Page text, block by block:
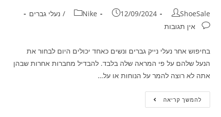
ShoeSale
12/09/2024
Nike
/ נעלי גברים
אין תגובות
בחיפוש אחר נעלי נייק גברים ונשים כאחד יכולים היום לבחור את
הנעל שלהם על פי המראה שלה בלבד. להבדיל מחברות אחרות שבהן
אתה לא רוצה להמר על הנוחות או על…
להמשך קריאה